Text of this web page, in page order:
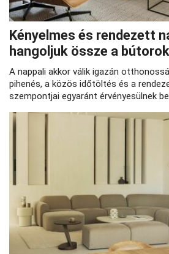
Kényelmes és rendezett
hangoljuk össze a
A nappali akkor válik igazán
pihenés, a közös időtöltés és a
szempontjai egyaránt érvényesülnek